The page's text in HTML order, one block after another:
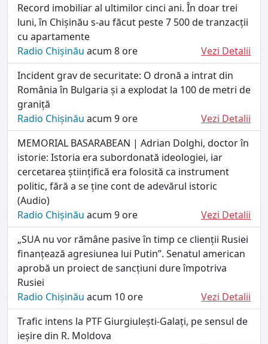
Record imobiliar al ultimilor cinci ani. În doar trei
luni, în Chișinău s-au făcut peste 7 500 de tranzacții
cu apartamente
Radio Chișinău acum 8 ore
Vezi Detalii
Incident grav de securitate: O dronă a intrat din
România în Bulgaria și a explodat la 100 de metri de
graniță
Radio Chișinău acum 9 ore
Vezi Detalii
MEMORIAL BASARABEAN | Adrian Dolghi, doctor în
istorie: Istoria era subordonată ideologiei, iar
cercetarea științifică era folosită ca instrument
politic, fără a se ține cont de adevărul istoric
(Audio)
Radio Chișinău acum 9 ore
Vezi Detalii
„SUA nu vor rămâne pasive în timp ce clienții Rusiei
finanțează agresiunea lui Putin”. Senatul american
aprobă un proiect de sancțiuni dure împotriva
Rusiei
Radio Chișinău acum 10 ore
Vezi Detalii
Trafic intens la PTF Giurgiulești-Galați, pe sensul de
ieșire din R. Moldova